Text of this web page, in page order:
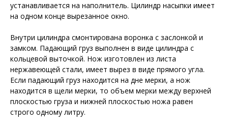
устанавливается на наполнитель. Цилиндр насыпки имеет
на одном конце вырезанное окно.
Внутри цилиндра смонтирована воронка с заслонкой и
замком. Падающий груз выполнен в виде цилиндра с
кольцевой выточкой. Нож изготовлен из листа
нержавеющей стали, имеет вырез в виде прямого угла.
Если падающий груз находится на дне мерки, а нож
находится в щели мерки, то объем мерки между верхней
плоскостью груза и нижней плоскостью ножа равен
строго одному литру.